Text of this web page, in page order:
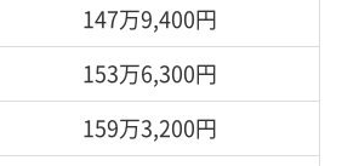
147万9,400円
153万6,300円
159万3,200円